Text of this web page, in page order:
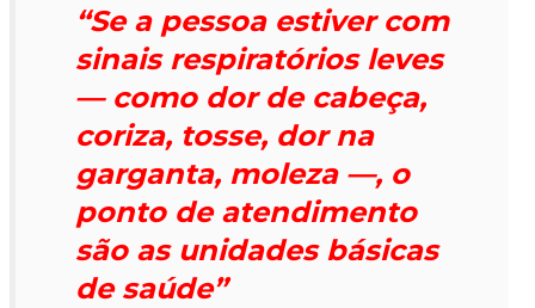
“Se a pessoa estiver com
sinais respiratórios leves
— como dor de cabeça,
coriza, tosse, dor na
garganta, moleza —, o
ponto de atendimento
são as unidades básicas
de saúde”